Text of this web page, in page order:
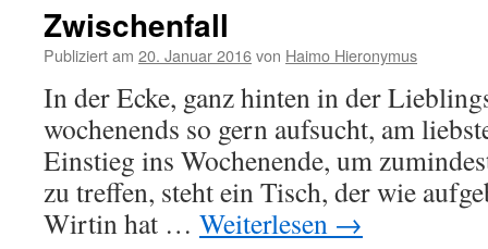
Zwischenfall
Publiziert am 20. Januar 2016von Haimo Hieronymus
In der Ecke, ganz hinten in der
wochenends so gern aufsucht, am
Einstieg ins Wochenende, um
zu treffen, steht ein Tisch, der wie
Wirtin hat … Weiterlesen →